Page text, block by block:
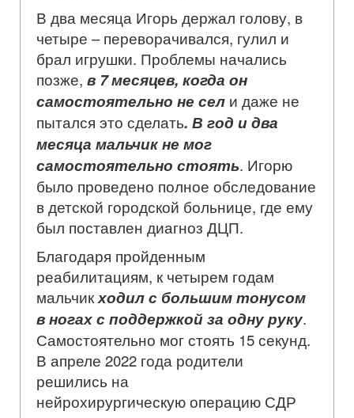
В два месяца Игорь держал голову, в
четыре – переворачивался, гулил и
брал игрушки. Проблемы начались
позже, в 7 месяцев, когда он
самостоятельно не сел и даже не
пытался это сделать. В год и два
месяца мальчик не мог
самостоятельно стоять. Игорю
было проведено полное обследование
в детской городской больнице, где ему
был поставлен диагноз ДЦП.
Благодаря пройденным
реабилитациям, к четырем годам
мальчикходил с большим тонусом
в ногах с поддержкой за одну руку.
Самостоятельно мог стоять 15 секунд.
В апреле 2022 года родители
решились на
нейрохирургическую операцию СДР